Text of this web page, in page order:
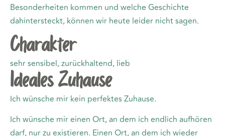
Besonderheiten kommen und welche Geschichte
dahintersteckt, können wir heute leider nicht sagen.
Charakter
sehr sensibel, zurückhaltend, lieb
Ideales Zuhause
Ich wünsche mir kein perfektes Zuhause.
Ich wünsche mir einen Ort, an dem ich endlich aufhören
darf, nur zu existieren. Einen Ort, an dem ich wieder